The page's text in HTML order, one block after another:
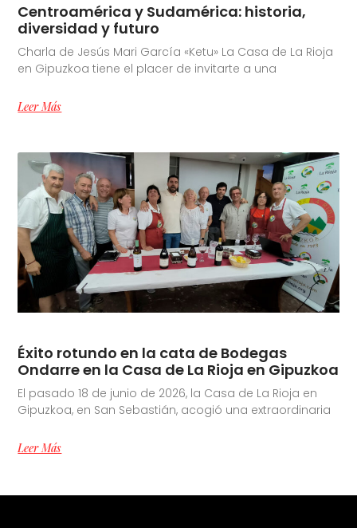
Centroamérica y Sudamérica: historia,
diversidad y futuro
Charla de Jesús Mari García «Ketu» La Casa de La Rioja
en Gipuzkoa tiene el placer de invitarte a una
Leer Más
Éxito rotundo en la cata de Bodegas
Ondarre en la Casa de La Rioja en Gipuzkoa
El pasado 18 de junio de 2026, la Casa de La Rioja en
Gipuzkoa, en San Sebastián, acogió una extraordinaria
Leer Más